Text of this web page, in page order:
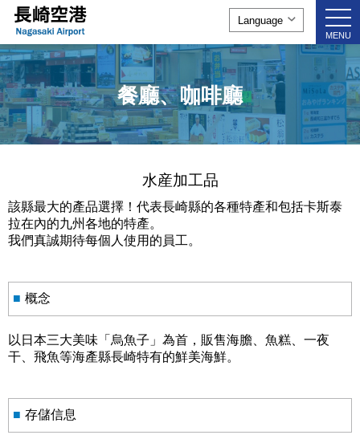
MENU
餐廳、咖啡廳
水産加工品
該縣最大的產品選擇！代表長崎縣的各種特產和包括卡斯泰
拉在內的九州各地的特產。
我們真誠期待每個人使用的員工。
■ 概念
以日本三大美味「烏魚子」為首，販售海膽、魚糕、一夜
干、飛魚等海產縣長崎特有的鮮美海鮮。
■ 存儲信息